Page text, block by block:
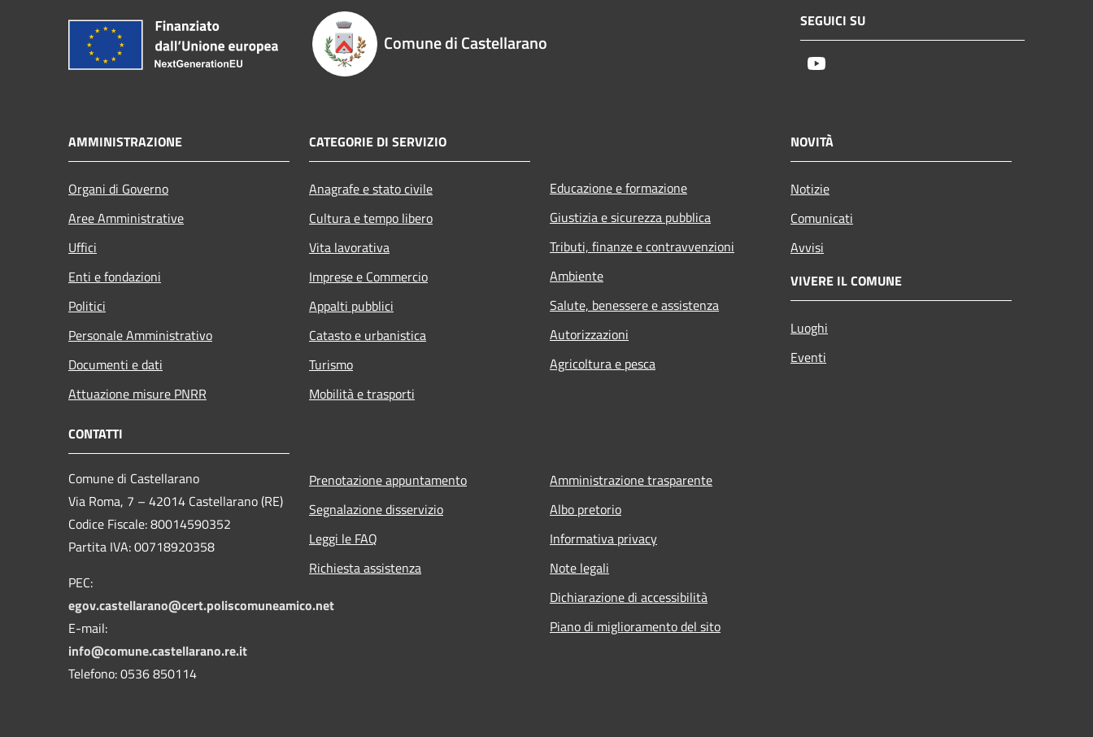
Comune di Castellarano
SEGUICI SU
AMMINISTRAZIONE
Organi di Governo
Aree Amministrative
Uffici
Enti e fondazioni
Politici
Personale Amministrativo
Documenti e dati
Attuazione misure PNRR
CATEGORIE DI SERVIZIO
Anagrafe e stato civile
Cultura e tempo libero
Vita lavorativa
Imprese e Commercio
Appalti pubblici
Catasto e urbanistica
Turismo
Mobilità e trasporti
Educazione e formazione
Giustizia e sicurezza pubblica
Tributi, finanze e contravvenzioni
Ambiente
Salute, benessere e assistenza
Autorizzazioni
Agricoltura e pesca
NOVITÀ
Notizie
Comunicati
Avvisi
VIVERE IL COMUNE
Luoghi
Eventi
CONTATTI
Comune di Castellarano
Via Roma, 7 – 42014 Castellarano (RE)
Codice Fiscale: 80014590352
Partita IVA: 00718920358
PEC:
egov.castellarano@cert.poliscomuneamico.net
E-mail:
info@comune.castellarano.re.it
Telefono: 0536 850114
Prenotazione appuntamento
Segnalazione disservizio
Leggi le FAQ
Richiesta assistenza
Amministrazione trasparente
Albo pretorio
Informativa privacy
Note legali
Dichiarazione di accessibilità
Piano di miglioramento del sito